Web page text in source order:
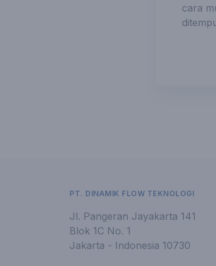
cara
PT. DINAMIK FLOW TEKNOLOGI
Jl. Pangeran Jayakarta 141
Blok 1C No. 1
Jakarta - Indonesia 10730